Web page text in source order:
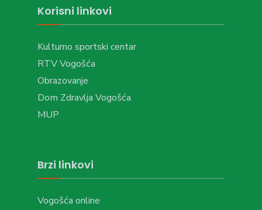
Korisni linkovi
Kulturno sportski centar
RTV Vogošća
Obrazovanje
Dom Zdravlja Vogošća
MUP
Brzi linkovi
Vogošća online